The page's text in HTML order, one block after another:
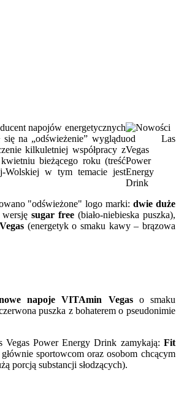
napojów energetycznych
się na „odświeżenie” wyglądu
kilkuletniej współpracy z
bieżącego roku (treść
Wolskiej w tym temacie jest
"odświeżone" logo marki: dwie duże
wersjęsugar free (biało-niebieska puszka),
(energetyk o smaku kawy – brązowa
napoje VITAmin Vegaso smaku
puszka z bohaterem o pseudonimie
Power Energy Drink zamykają: Fit
sportowcom oraz osobom chcącym
porcją substancji słodzących).